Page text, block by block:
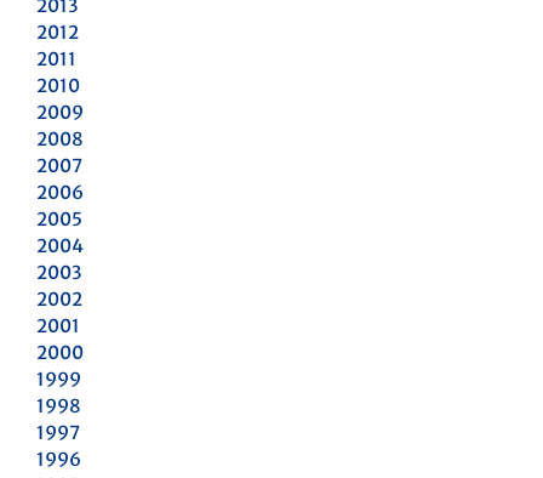
2013
2012
2011
2010
2009
2008
2007
2006
2005
2004
2003
2002
2001
2000
1999
1998
1997
1996